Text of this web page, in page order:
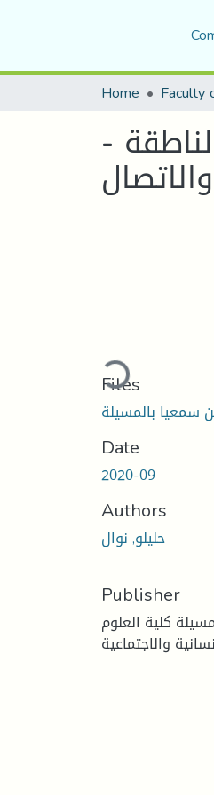
Home
-
Loading...
Files
Date
2020-09
Authors
حليلو, نوال
Publisher
كلية العلوم
والاجتماعية